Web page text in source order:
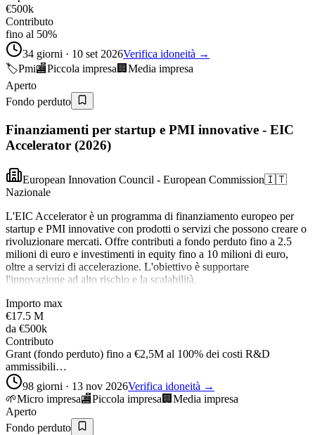
€500k
Contributo
fino al 50%
34 giorni · 10 set 2026Verifica idoneità →
🏷️Pmi🏬Piccola impresa 🏢 Media impresa
Aperto
Fondo perduto
Finanziamenti per startup e PMI innovative - EIC
Accelerator (2026)
European Innovation Council - European Commission🇮🇹
Nazionale
L'EIC Accelerator è un programma di finanziamento europeo per
startup e PMI innovative con prodotti o servizi che possono creare o
rivoluzionare mercati. Offre contributi a fondo perduto fino a 2.5
milioni di euro e investimenti in equity fino a 10 milioni di euro,
oltre a servizi di accelerazione. L'obiettivo è supportare
l'innovazione ad alto rischio e la scalabilità.
Importo max
€17.5 M
da €500k
Contributo
Grant (fondo perduto) fino a €2,5M al 100% dei costi R&D
ammissibili…
98 giorni · 13 nov 2026Verifica idoneità →
🌱Micro impresa🏬Piccola impresa 🏢 Media impresa
Aperto
Fondo perduto